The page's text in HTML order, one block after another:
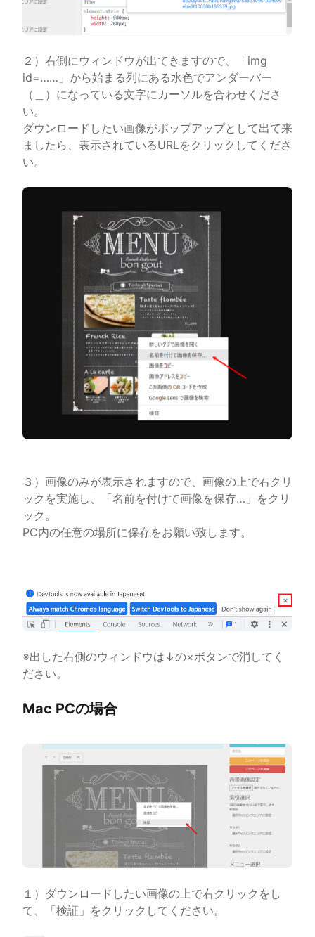
２）右側にウィンドウが出てきますので、「img
id=……」から始まる列にある水色でアンダーバー
（＿）になっている文字にカーソルを合わせくださ
い。
ダウンロードしたい画像がポップアップとして出て来
ましたら、表示されているURLをクリックしてくださ
い。
３）画像のみが表示されますので、画像の上で右クリ
ックを実施し、「名前を付けて画像を保存…」をクリ
ック。
PC内の任意の場所に保存をお願い致します。
※出した右側のウィンドウは↓の×ボタンで消してく
ださい。
Mac PCの場合
１）ダウンロードしたい画像の上で右クリックをし
て、「検証」をクリックしてください。